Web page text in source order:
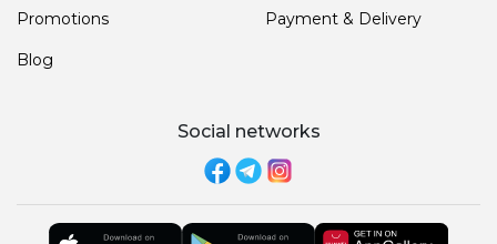
Promotions
Blog
Payment & Delivery
Social networks